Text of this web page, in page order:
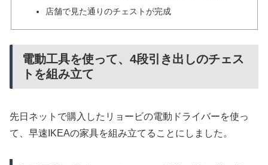
店舗で見た通りのチェストが完成
電動工具を使って、4段引き出しのチェス
トを組み立て
先日ネットで購入したリョービの電動ドライバーを使っ
て、早速IKEAの家具を組み立てることにしました。